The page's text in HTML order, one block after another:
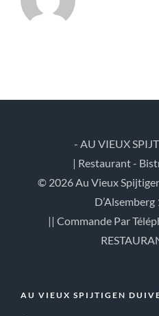
- AU VIEUX
| Restaurant -
© 2026 Au Vieux
|| Commande Par
AU VIEUX SPIJTIGEN